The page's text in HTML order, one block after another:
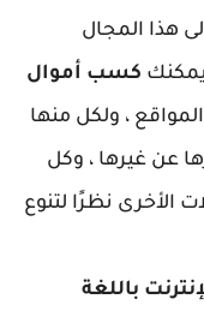
هذا المجال
يمكنك كسب أموال
، ولكل منها
عن غيرها ، وكل
الأخرى نظرًا لتنوع
باللغة